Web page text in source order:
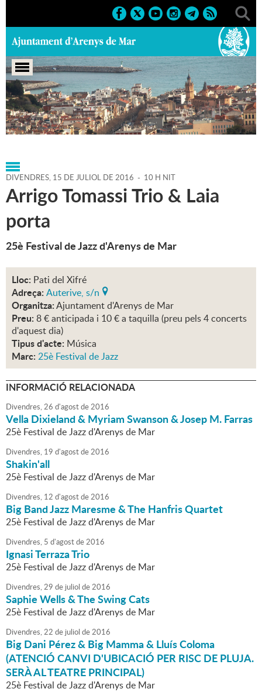
Portada > Agenda > 15-07-
2016 > Marcs > Culturals > 2016 > 25è Festival de Jazz
DIVENDRES, 15 DE JULIOL DE 2016 - 10 H NIT
Arrigo Tomassi Trio & Laia
porta
25è Festival de Jazz d'Arenys de Mar
Lloc: Pati del Xifré
Adreça: Auterive, s/n
Organitza:Ajuntament d'Arenys de Mar
Preu: 8 € anticipada i 10 € a taquilla (preu pels 4 concerts
d'aquest dia)
Tipus d'acte: Música
Marc: 25è Festival de Jazz
INFORMACIÓ RELACIONADA
Divendres,26 d'agostde2016
Vella Dixieland & Myriam Swanson & Josep M. Farras
25è Festival de Jazz d'Arenys de Mar
Divendres, 19 d'agostde2016
Shakin'all
25è Festival de Jazz d'Arenys de Mar
Divendres, 12 d'agostde2016
Big Band Jazz Maresme & The Hanfris Quartet
25è Festival de Jazz d'Arenys de Mar
Divendres, 5 d'agostde2016
Ignasi Terraza Trio
25è Festival de Jazz d'Arenys de Mar
Divendres,29 de juliol de2016
Saphie Wells & The Swing Cats
25è Festival de Jazz d'Arenys de Mar
Divendres,22 de juliol de2016
Big Dani Pérez & Big Mamma & Lluís Coloma
(ATENCIÓ CANVI D'UBICACIÓ PER RISC DE PLUJA.
SERÀ AL TEATRE PRINCIPAL)
25è Festival de Jazz d'Arenys de Mar